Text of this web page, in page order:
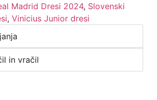
Madrid Dresi 2024, Slovenski
, Vinicius Junior dresi
in vračil